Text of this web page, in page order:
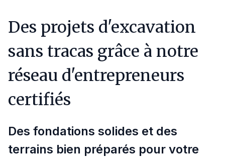
Des projets d'excavation
sans tracas grâce à notre
réseau d'entrepreneurs
certifiés
Des fondations solides et des
terrains bien préparés pour votre